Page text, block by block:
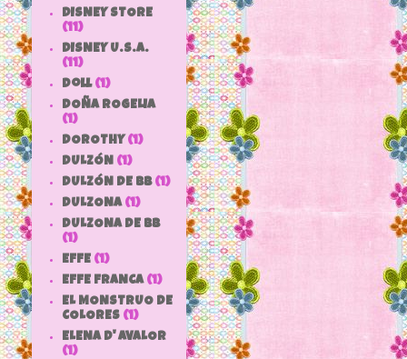
DISNEY STORE
(11)
DISNEY U.S.A.
(11)
doll (1)
DOÑA ROGELIA
(1)
DOROTHY (1)
DULZÓN (1)
DULZÓN DE BB (1)
DULZONA (1)
DULZONA DE BB
(1)
EFFE (1)
EFFE FRANCA (1)
EL MONSTRUO DE
COLORES (1)
ELENA D' AVALOR
(1)